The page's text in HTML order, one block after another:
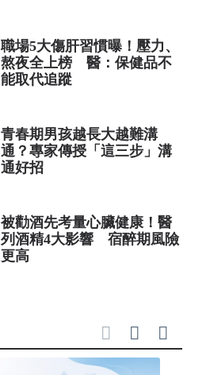
職場5大傷肝習慣曝！壓力、
熬夜全上榜 醫：保健品不
能取代追蹤
青春期男孩越長大越難溝
通？專家傳授「這三步」溝
通好招
被勸酒先考量心臟健康！醫
列酒精4大影響 宿醉期風險
更高